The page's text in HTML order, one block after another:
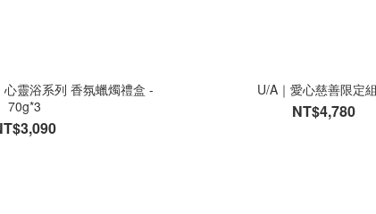
靈浴系列 香氛蠟燭禮盒 -
70g*3
U/A｜愛心慈善限定
NT$4,780